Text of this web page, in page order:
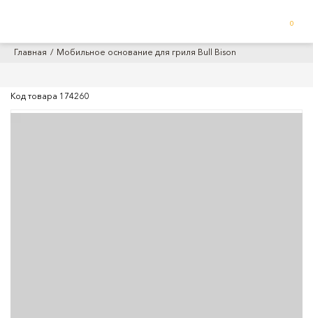
0
Главная Мобильное основание для гриля Bull Bison
Код товара 174260